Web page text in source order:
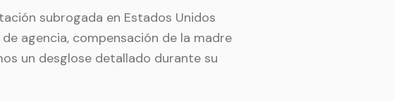
subrogada en Estados Unidos
agencia, compensación de la madre
un desglose detallado durante su